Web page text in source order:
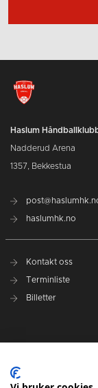
Haslum
Nadderud Arena
1357, Bekkestua
haslumhk.no
Kontakt oss
Terminliste
Billetter
Ansvarlig